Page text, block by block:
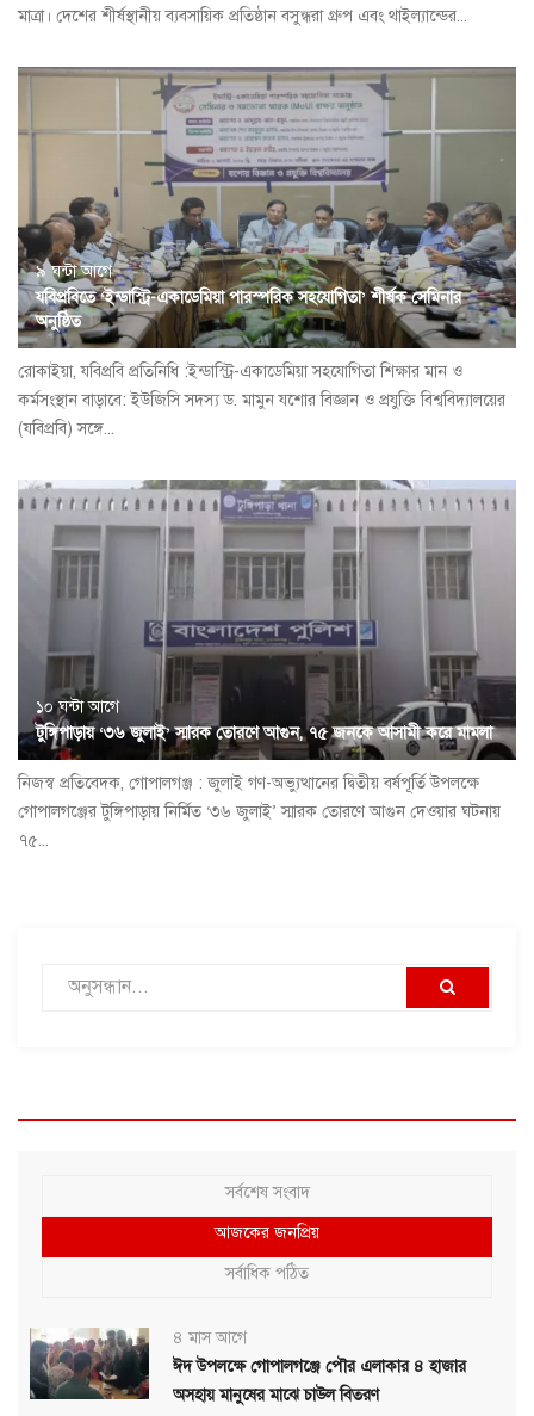
মাত্রা। দেশের শীর্ষস্থানীয় ব্যবসায়িক প্রতিষ্ঠান বসুন্ধরা গ্রুপ এবং থাইল্যান্ডের...
৯ ঘন্টা আগে
যবিপ্রবিতে ‘ইন্ডাস্ট্রি-একাডেমিয়া পারস্পরিক সহযোগিতা’ শীর্ষক সেমিনার
অনুষ্ঠিত
রোকাইয়া, যবিপ্রবি প্রতিনিধি :ইন্ডাস্ট্রি-একাডেমিয়া সহযোগিতা শিক্ষার মান ও
কর্মসংস্থান বাড়াবে: ইউজিসি সদস্য ড. মামুন যশোর বিজ্ঞান ও প্রযুক্তি বিশ্ববিদ্যালয়ের
(যবিপ্রবি) সঙ্গে...
১০ ঘন্টা আগে
টুঙ্গিপাড়ায় ‘৩৬ জুলাই’ স্মারক তোরণে আগুন, ৭৫ জনকে আসামী করে মামলা
নিজস্ব প্রতিবেদক, গোপালগঞ্জ : জুলাই গণ-অভ্যুত্থানের দ্বিতীয় বর্ষপূর্তি উপলক্ষে
গোপালগঞ্জের টুঙ্গিপাড়ায় নির্মিত ‘৩৬ জুলাই’ স্মারক তোরণে আগুন দেওয়ার ঘটনায়
৭৫...
সর্বশেষ সংবাদ
আজকের জনপ্রিয়
সর্বাধিক পঠিত
৪ মাস আগে
ঈদ উপলক্ষে গোপালগঞ্জে পৌর এলাকার ৪ হাজার
অসহায় মানুষের মাঝে চাউল বিতরণ